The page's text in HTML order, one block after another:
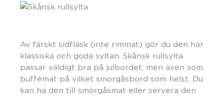
Av färskt sidfläsk (inte rimmat) gör du den här
klassiska och goda syltan. Skånsk rullsylta
passar väldigt bra på julbordet, men även som
buffémat på vilket smörgåsbord som helst. Du
kan ha den till smörgåsmat eller servera den